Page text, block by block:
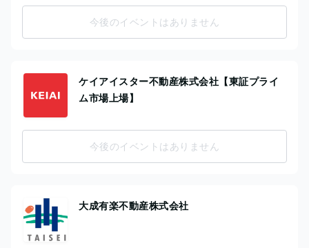
今後のイベントはありません
ケイアイスター不動産株式会社【東証プライ
ム市場上場】
今後のイベントはありません
大成有楽不動産株式会社